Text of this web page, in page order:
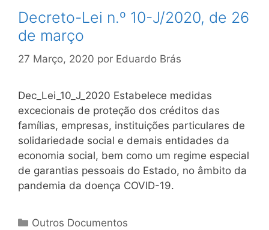
Decreto-Lei n.º 10-J/2020, de 26
de março
27 Março, 2020 por Eduardo Brás
Dec_Lei_10_J_2020 Estabelece medidas
excecionais de proteção dos créditos das
famílias, empresas, instituições particulares de
solidariedade social e demais entidades da
economia social, bem como um regime especial
de garantias pessoais do Estado, no âmbito da
pandemia da doença COVID-19.
Categorias
Outros Documentos